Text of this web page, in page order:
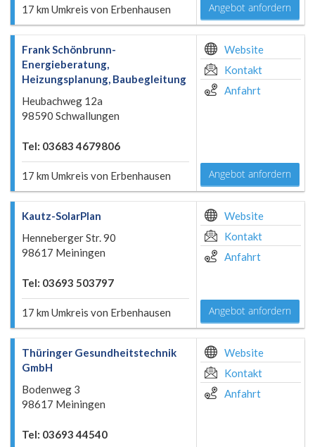
17 km Umkreis von Erbenhausen Angebot anfordern
Frank Schönbrunn-
Energieberatung,
Heizungsplanung, Baubegleitung
Heubachweg 12a
98590 Schwallungen
Tel: 03683 4679806
17 km Umkreis von Erbenhausen
Website
Kontakt
Anfahrt
Angebot anfordern
Kautz-SolarPlan
Henneberger Str. 90
98617 Meiningen
Tel: 03693 503797
17 km Umkreis von Erbenhausen
Website
Kontakt
Anfahrt
Angebot anfordern
Thüringer Gesundheitstechnik
GmbH
Bodenweg 3
98617 Meiningen
Tel: 03693 44540
Website
Kontakt
Anfahrt